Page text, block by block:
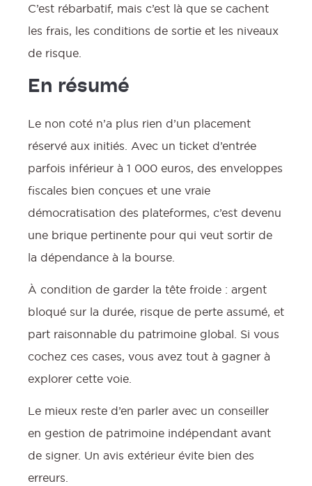
C’est rébarbatif, mais c’est là que se cachent
les frais, les conditions de sortie et les niveaux
de risque.
En résumé
Le non coté n’a plus rien d’un placement
réservé aux initiés. Avec un ticket d’entrée
parfois inférieur à 1 000 euros, des enveloppes
fiscales bien conçues et une vraie
démocratisation des plateformes, c’est devenu
une brique pertinente pour qui veut sortir de
la dépendance à la bourse.
À condition de garder la tête froide : argent
bloqué sur la durée, risque de perte assumé, et
part raisonnable du patrimoine global. Si vous
cochez ces cases, vous avez tout à gagner à
explorer cette voie.
Le mieux reste d’en parler avec un conseiller
en gestion de patrimoine indépendant avant
de signer. Un avis extérieur évite bien des
erreurs.